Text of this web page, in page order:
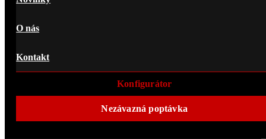
O nás
Kontakt
Konfigurátor
Nezávazná poptávka